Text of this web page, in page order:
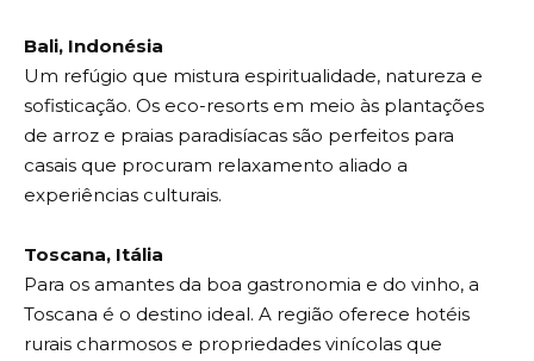
Bali, Indonésia
Um refúgio que mistura espiritualidade, natureza e
sofisticação. Os eco-resorts em meio às plantações
de arroz e praias paradisíacas são perfeitos para
casais que procuram relaxamento aliado a
experiências culturais.
Toscana, Itália
Para os amantes da boa gastronomia e do vinho, a
Toscana é o destino ideal. A região oferece hotéis
rurais charmosos e propriedades vinícolas que